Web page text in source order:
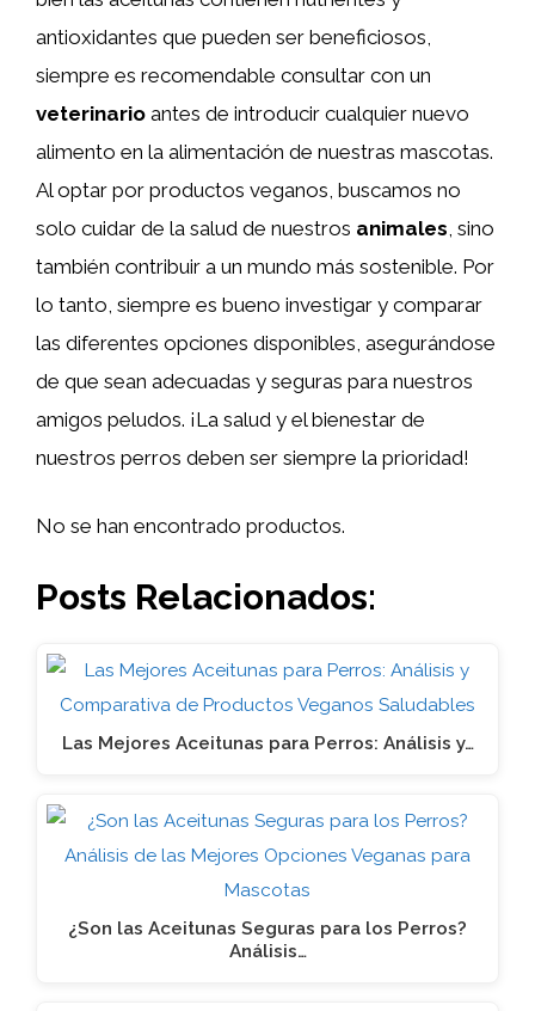
antioxidantes que pueden ser beneficiosos,
siempre es recomendable consultar con un
veterinario antes de introducir cualquier nuevo
alimento en la alimentación de nuestras mascotas.
Al optar por productos veganos, buscamos no
solo cuidar de la salud de nuestros animales , sino
también contribuir a un mundo más sostenible. Por
lo tanto, siempre es bueno investigar y comparar
las diferentes opciones disponibles, asegurándose
de que sean adecuadas y seguras para nuestros
amigos peludos. ¡La salud y el bienestar de
nuestros perros deben ser siempre la prioridad!
No se han encontrado productos.
Posts Relacionados:
Las Mejores Aceitunas para Perros: Análisis y…
¿Son las Aceitunas Seguras para los Perros?
Análisis…